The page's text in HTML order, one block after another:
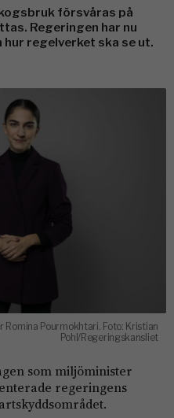
försvåras på
Regeringen har nu
regelverket ska se ut.
Pourmokhtari. Foto: Kristian
Pohl/Regeringskansliet
som miljöminister
regeringens